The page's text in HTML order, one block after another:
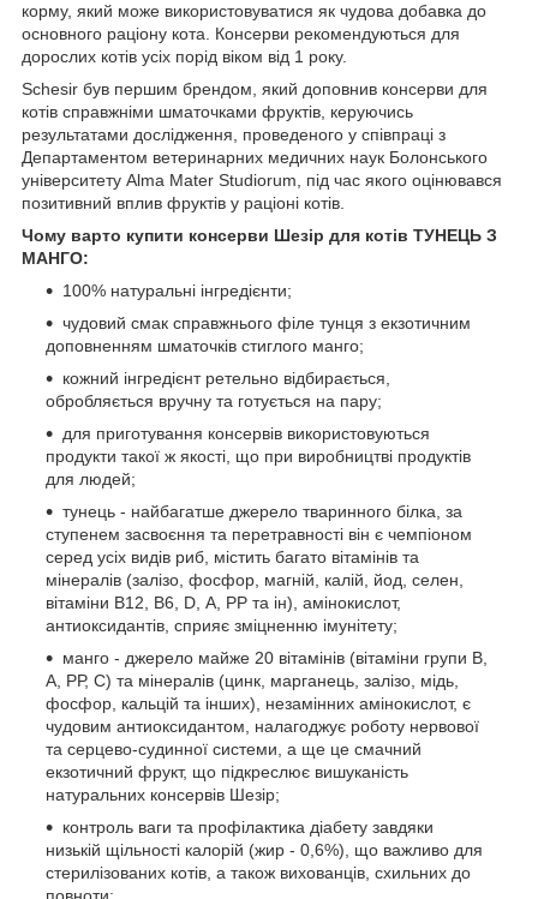
корму, який може використовуватися як чудова добавка до
основного раціону кота. Консерви рекомендуються для
дорослих котів усіх порід віком від 1 року.
Schesir був першим брендом, який доповнив консерви для
котів справжніми шматочками фруктів, керуючись
результатами дослідження, проведеного у співпраці з
Департаментом ветеринарних медичних наук Болонського
університету Alma Mater Studiorum, під час якого оцінювався
позитивний вплив фруктів у раціоні котів.
Чому варто купити консерви Шезір для котів ТУНЕЦЬ З
МАНГО:
100% натуральні інгредієнти;
чудовий смак справжнього філе тунця з екзотичним
доповненням шматочків стиглого манго;
кожний інгредієнт ретельно відбирається,
обробляється вручну та готується на пару;
для приготування консервів використовуються
продукти такої ж якості, що при виробництві продуктів
для людей;
тунець - найбагатше джерело тваринного білка, за
ступенем засвоєння та перетравності він є чемпіоном
серед усіх видів риб, містить багато вітамінів та
мінералів (залізо, фосфор, магній, калій, йод, селен,
вітаміни В12, В6, D, А, РР та ін), амінокислот,
антиоксидантів, сприяє зміцненню імунітету;
манго - джерело майже 20 вітамінів (вітаміни групи В,
А, РР, С) та мінералів (цинк, марганець, залізо, мідь,
фосфор, кальцій та інших), незамінних амінокислот, є
чудовим антиоксидантом, налагоджує роботу нервової
та серцево-судинної системи, а ще це смачний
екзотичний фрукт, що підкреслює вишуканість
натуральних консервів Шезір;
контроль ваги та профілактика діабету завдяки
низькій щільності калорій (жир - 0,6%), що важливо для
стерилізованих котів, а також вихованців, схильних до